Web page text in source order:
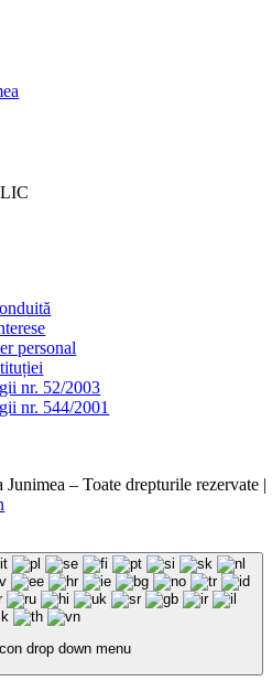
personal
nr. 52/2003
nr. 544/2001
– Toate drepturile rezervate |